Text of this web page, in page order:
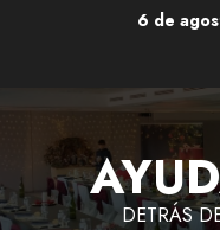
6 de
DETRÁS